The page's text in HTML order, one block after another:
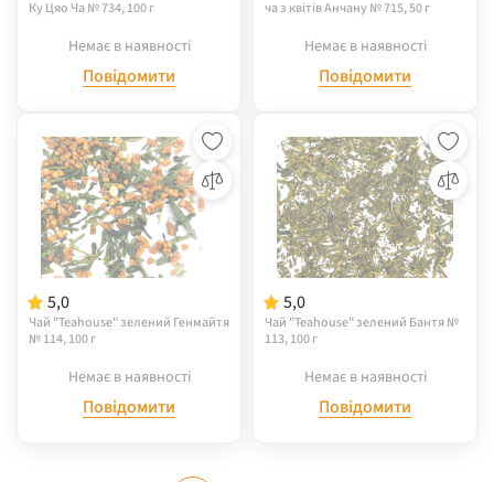
Ку Цяо Ча № 734, 100 г
Немає в наявності
Повідомити
ча з квітів Анчану № 715, 50 г
Немає в наявності
Повідомити
5,0
Чай "Teahouse" зелений Генмайтя
№ 114, 100 г
Немає в наявності
Повідомити
5,0
Чай "Teahouse" зелений Бантя №
113, 100 г
Немає в наявності
Повідомити